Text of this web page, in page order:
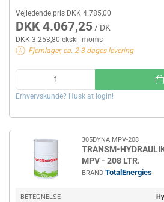
Vejledende pris DKK 4.785,00
DKK 4.067,25 / DK
DKK 3.253,80 ekskl. moms
Fjernlager, ca. 2-3 dages levering
Erhvervskunde? Husk at login!
305DYNA.MPV-208
TRANSM-
MPV - 208 LTR.
BRAND TotalEnergies
BETEGNELSE